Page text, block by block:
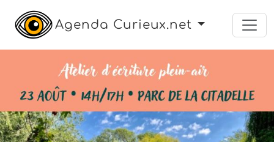
Agenda Curieux.net
Le samedi 23 août 2025 de 14h à 17h
Atelier d'écriture en plein-
air : "Flânerie griffonnée"
Le parc de la Citadelle,Strasbourg